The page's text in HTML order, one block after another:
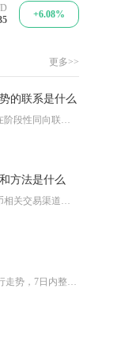
+6.08%
更多>>
的联系是什么
比特币与黄金走势存在阶段性同向联动、常态分化背离两层核心联系，二者共享抗通胀、去中心化稀缺
方法是什么
市面上流传的虚拟货币相关交易渠道大致分为场外点对点交易、境外平台币币兑换两类，但是两类渠道
FP币近期出现连续下行走势，7日内整体跌幅超过13%，短期盘面抛压持续加重，成交活跃度不断